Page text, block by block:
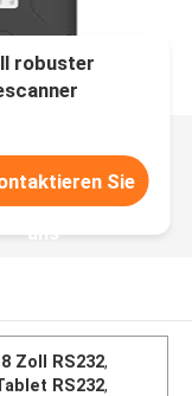
robuster
Sie
uns
Zoll RS232,
RS232,